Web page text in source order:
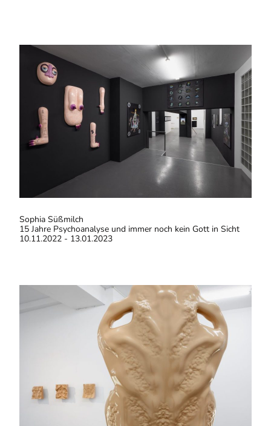
Sophia Süßmilch
15 Jahre Psychoanalyse und immer noch kein Gott in Sicht
10.11.2022 - 13.01.2023